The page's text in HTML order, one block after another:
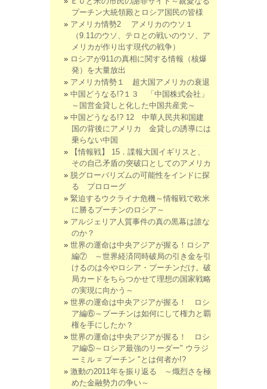
プーチン大統領殿とロシア国民の皆様
アメリカ情勢2 アメリカのウソ１
（9.11のウソ、テロとの戦いのウソ、ア
メリカが作り出す現代の戦争）
ロシアが911の真相に関する情報（核爆
発）を大量放出
アメリカ情勢１ 超大国アメリカの衰退
中国どうなる!?１３ 「中国株式会社」
～国営金貸しと化した中国共産党～
中国どうなる!? 12 中華人民共和国建
国の背後にアメリカ 金貸しの誘導には
乗らない中国
【情報戦】 15．諜報大国イギリスと、
その自己矛盾の突破口としてのアメリカ
脱グローバリズムの可能性をインドに探
る プロローグ
緊迫するウクライナ危機～情報戦で欧米
に勝るプーチンのロシア～
アルジェリア人質事件の真の黒幕は誰な
のか？
世界の運命は中央アジアが握る！ロシア
編⑦ ～世界経済同時破局の引き金を引
けるのは今やロシア・プーチンだけ。破
局カードをちらつかせて理想の国家戦略
の実現に向かう～
世界の運命は中央アジアが握る！ ロシ
ア編⑥～プーチンは如何にして権力と覇
権を手にしたか？
世界の運命は中央アジアが握る！ ロシ
ア編⑤～ロシア最強のリーダー" ウラジ
ーミル = プーチン "とは何者か!?
激動の2011年を振り返る ～熾烈さを極
めた金融勢力の争い～